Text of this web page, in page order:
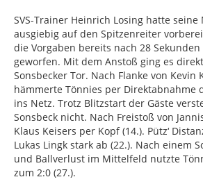
SVS-Trainer Heinrich Losing hatte
ausgiebig auf den Spitzenreiter
die Vorgaben bereits nach 28
geworfen. Mit dem Anstoß ging es
Sonsbecker Tor. Nach Flanke von Kevin
hämmerte Tönnies per Direktabnahme
ins Netz. Trotz Blitzstart der Gäste
Sonsbeck nicht. Nach Freistoß von
Klaus Keisers per Kopf (14.). Pütz‘
Lukas Lingk stark ab (22.). Nach einem
und Ballverlust im Mittelfeld nutzte
zum 2:0 (27.).